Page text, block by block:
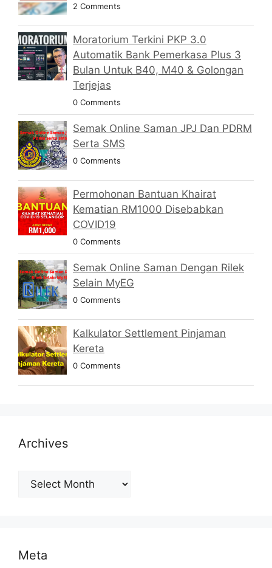
2 Comments
Moratorium Terkini PKP 3.0
Automatik Bank Pemerkasa Plus 3
Bulan Untuk B40, M40 & Golongan
Terjejas
0 Comments
Semak Online Saman JPJ Dan PDRM
Serta SMS
0 Comments
Permohonan Bantuan Khairat
Kematian RM1000 Disebabkan
COVID19
0 Comments
Semak Online Saman Dengan Rilek
Selain MyEG
0 Comments
Kalkulator Settlement Pinjaman
Kereta
0 Comments
Archives
Archives
Meta